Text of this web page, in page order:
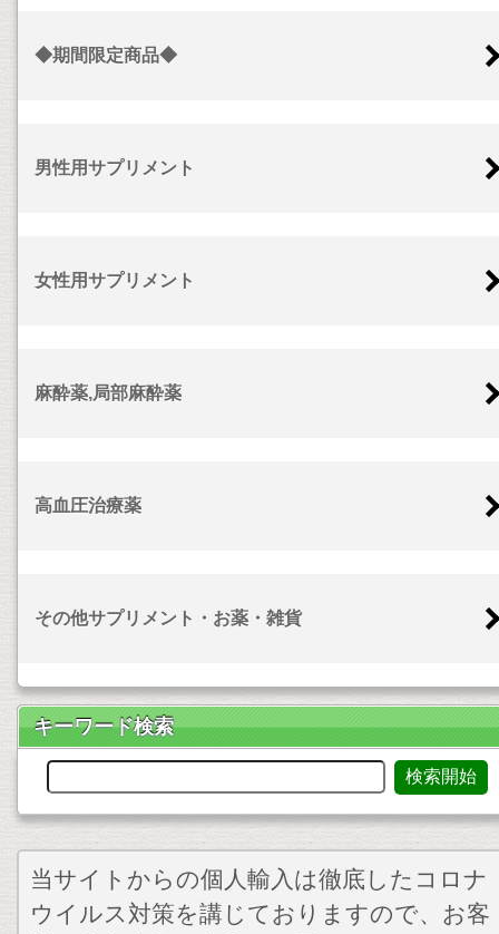
◆期間限定商品◆
男性用サプリメント
女性用サプリメント
麻酔薬,局部麻酔薬
高血圧治療薬
その他サプリメント・お薬・雑貨
キーワード検索
当サイトからの個人輸入は徹底したコロナ
ウイルス対策を講じておりますので、お客